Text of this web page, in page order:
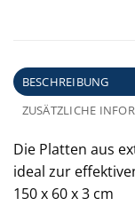
BESCHREIBUNG
ZUSÄTZLICHE
Die Platten aus
ideal zur
150 x 60 x 3 cm